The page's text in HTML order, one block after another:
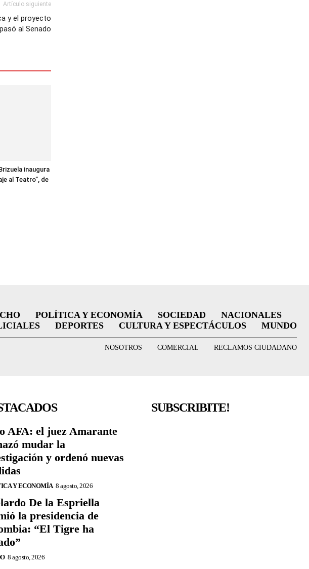
Artículo siguiente
y el proyecto
pasó al Senado
inaugura
al Teatro”, de
POLÍTICA Y ECONOMÍA SOCIEDAD
NACIONALES
DEPORTES CULTURA Y ESPECTÁCULOS MUNDO
NOSOTROS COMERCIAL RECLAMOS CIUDADANO
AFA: el juez Amarante
mudar la
y ordenó nuevas
Y ECONOMÍA 8 agosto, 2026
De la Espriella
la presidencia de
“El Tigre ha
8 agosto, 2026
SUBSCRIBITE!